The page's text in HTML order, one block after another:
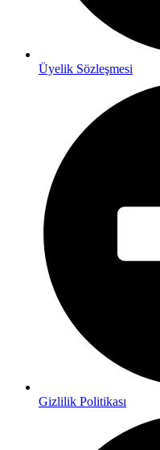
Üyelik Sözleşmesi
Gizlilik Politikası